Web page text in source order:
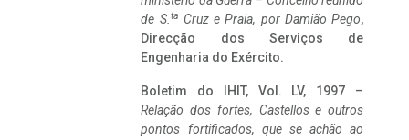
de S. ta Cruz e Praia, por Damião Pego,
Direcção dos Serviços de
Engenharia do Exército.
Boletim do IHIT, Vol. LV, 1997 –
Relação dos fortes, Castellos e outros
pontos fortificados, que se achão ao